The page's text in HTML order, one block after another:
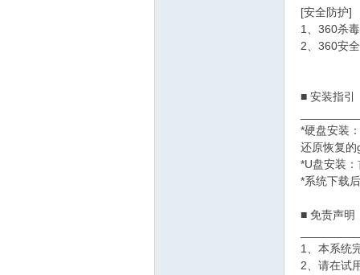
[安全防护]
1、360杀
2、360安
■ 安装指引
*硬盘安装
还原恢复
*U盘安装
*系统下载
■ 免责声明
1、本系统
2、请在试